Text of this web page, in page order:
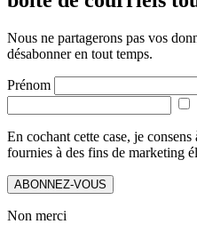
Nous ne partagerons pas vos
désabonner en tout temps.
Prénom
En cochant cette case, je
fournies à des fins de marketing
ABONNEZ-VOUS
Non merci